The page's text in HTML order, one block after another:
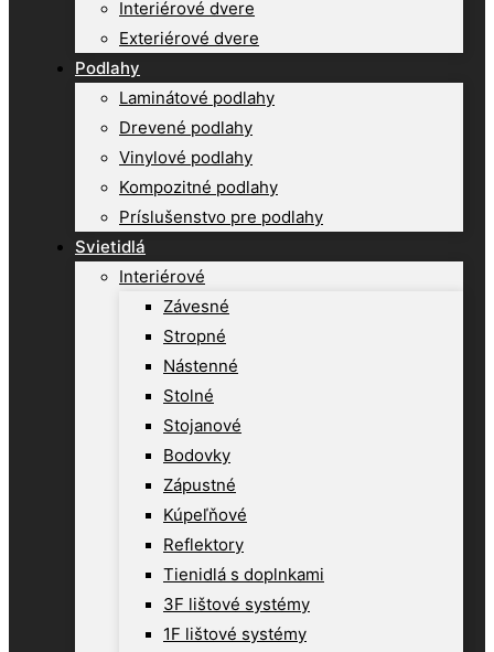
Interiérové dvere
Exteriérové dvere
Podlahy
Laminátové podlahy
Drevené podlahy
Vinylové podlahy
Kompozitné podlahy
Príslušenstvo pre podlahy
Svietidlá
Interiérové
Závesné
Stropné
Nástenné
Stolné
Stojanové
Bodovky
Zápustné
Kúpeľňové
Reflektory
Tienidlá s doplnkami
3F lištové systémy
1F lištové systémy